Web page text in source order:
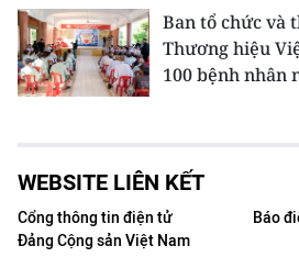
Ban tổ chức và
Thương hiệu
100 bệnh nhân
WEBSITE LIÊN KẾT
Cổng thông tin điện tử
Đảng Cộng sản Việt Nam
Báo